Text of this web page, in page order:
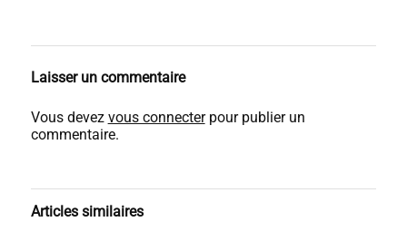
Laisser un commentaire
Vous devez vous connecterpour publier un
commentaire.
Articles similaires